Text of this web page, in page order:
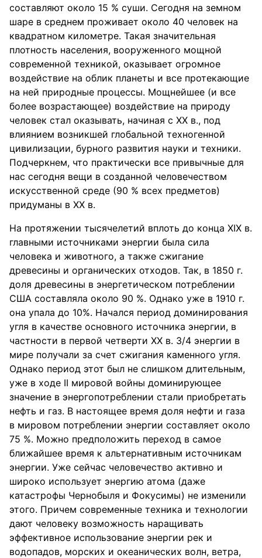
составляют около 15 % суши. Сегодня на земном
шаре в среднем проживает около 40 человек на
квадратном километре. Такая значительная
плотность населения, вооруженного мощной
современной техникой, оказывает огромное
воздействие на облик планеты и все протекающие
на ней природные процессы. Мощнейшее (и все
более возрастающее) воздействие на природу
человек стал оказывать, начиная с XX в., под
влиянием возникшей глобальной техногенной
цивилизации, бурного развития науки и техники.
Подчеркнем, что практически все привычные для
нас сегодня вещи в созданной человечеством
искусственной среде (90 % всех предметов)
придуманы в XX в.
На протяжении тысячелетий вплоть до конца XIX в.
главными источниками энергии была сила
человека и животного, а также сжигание
древесины и органических отходов. Так, в 1850 г.
доля древесины в энергетическом потреблении
США составляла около 90 %. Однако уже в 1910 г.
она упала до 10%. Начался период доминирования
угля в качестве основного источника энергии, в
частности в первой четверти XX в. 3/4 энергии в
мире получали за счет сжигания каменного угля.
Однако период этот был не слишком длительным,
уже в ходе II мировой войны доминирующее
значение в энергопотреблении стали приобретать
нефть и газ. В настоящее время доля нефти и газа
в мировом потреблении энергии составляет около
75 %. Можно предположить переход в самое
ближайшее время к альтернативным источникам
энергии. Уже сейчас человечество активно и
широко использует энергию атома (даже
катастрофы Чернобыля и Фокусимы) не изменили
этого. Причем современные техника и технологии
дают человеку возможность наращивать
эффективное использование энергии рек и
водопадов, морских и океанических волн, ветра,